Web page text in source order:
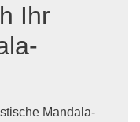
Ihr
Mandala-